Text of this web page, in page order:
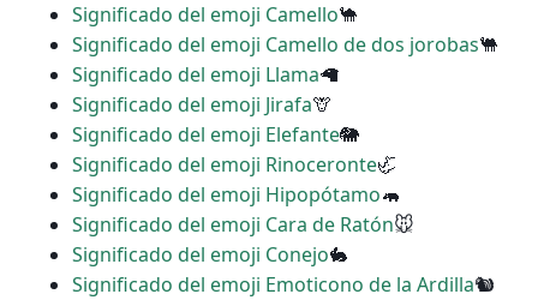
Significado del emoji Camello🐪
Significado del emoji Camello de dos jorobas🐫
Significado del emoji Llama🦙
Significado del emoji Jirafa🦒
Significado del emoji Elefante🐘
Significado del emoji Rinoceronte🦏
Significado del emoji Hipopótamo🦛
Significado del emoji Cara de Ratón🐭
Significado del emoji Conejo🐇
Significado del emoji Emoticono de la Ardilla🐿